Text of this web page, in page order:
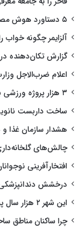
۵ دستاورد هوش مصنوعی در هوافضای ایران
آلزایمر چگونه
گزارش تکان‌دهنده
اعلام ضرب‌الاجل
۳ هزار پروژه ورزشی برای دانش‌آموزان استان تهران کلید خورد
ساخت داربست
هشدار سازمان غذا
چالش‌های
افتخارآفرینی
درخشش دندانپزشکی
این شهر ۲ هزار سال پیش چه بویی می‌داد
چرا ساکنان مناطق